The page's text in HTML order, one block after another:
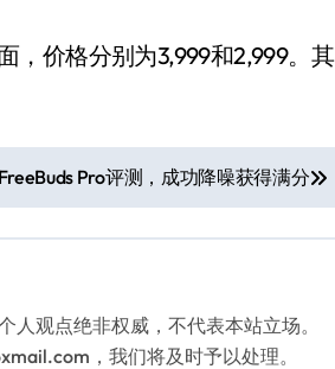
，价格分别为3,999和2,999。其
Pro评测，成功降噪获得满分
人观点绝非权威，不代表本站立场。
，我们将及时予以处理。